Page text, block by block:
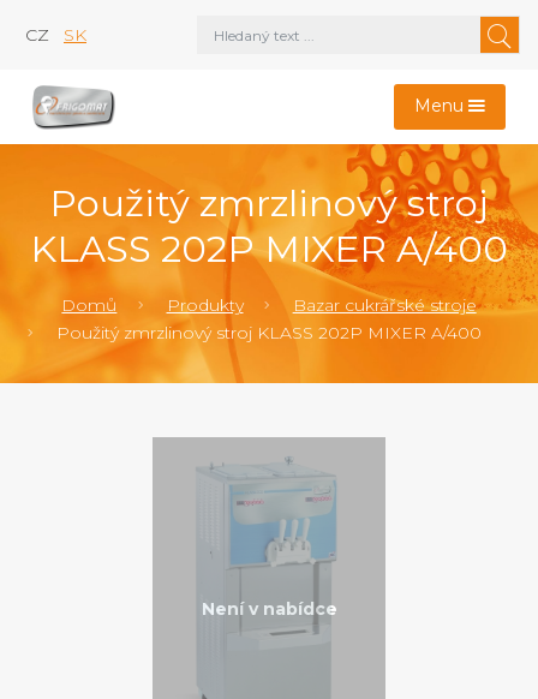
CZ SK
Menu
Použitý zmrzlinový stroj
KLASS 202P MIXER A/400
Domů Produkty
Bazar cukrářské stroje
Použitý zmrzlinový stroj KLASS 202P MIXER A/400
Není v nabídce